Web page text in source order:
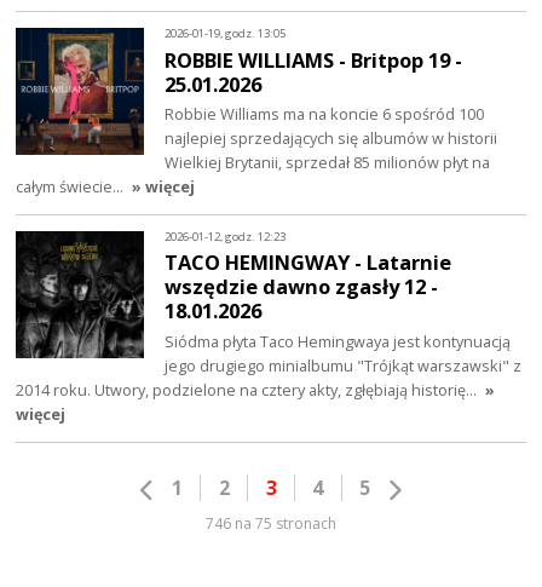
2026-01-19, godz. 13:05
ROBBIE WILLIAMS - Britpop 19 -
25.01.2026
Robbie Williams ma na koncie 6 spośród 100
najlepiej sprzedających się albumów w historii
Wielkiej Brytanii, sprzedał 85 milionów płyt na
całym świecie… » więcej
2026-01-12, godz. 12:23
TACO HEMINGWAY - Latarnie
wszędzie dawno zgasły 12 -
18.01.2026
Siódma płyta Taco Hemingwaya jest kontynuacją
jego drugiego minialbumu "Trójkąt warszawski" z
2014 roku. Utwory, podzielone na cztery akty, zgłębiają historię… »
więcej
1 2 3 4 5
746 na 75 stronach